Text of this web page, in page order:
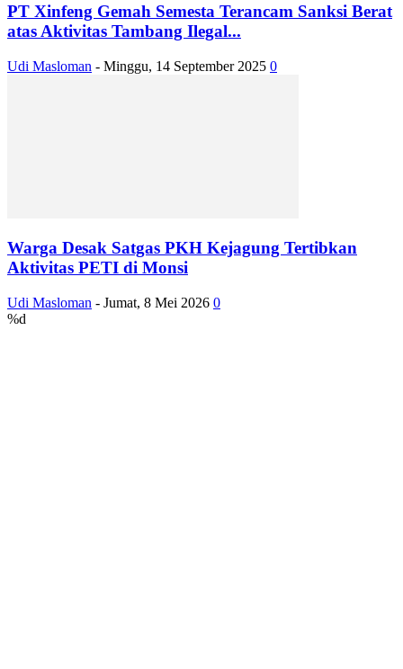
PT Xinfeng Gemah Semesta Terancam Sanksi Berat
atas Aktivitas Tambang Ilegal...
Udi Masloman - Minggu, 14 September 2025 0
Warga Desak Satgas PKH Kejagung Tertibkan
Aktivitas PETI di Monsi
Udi Masloman - Jumat, 8 Mei 2026 0
%d